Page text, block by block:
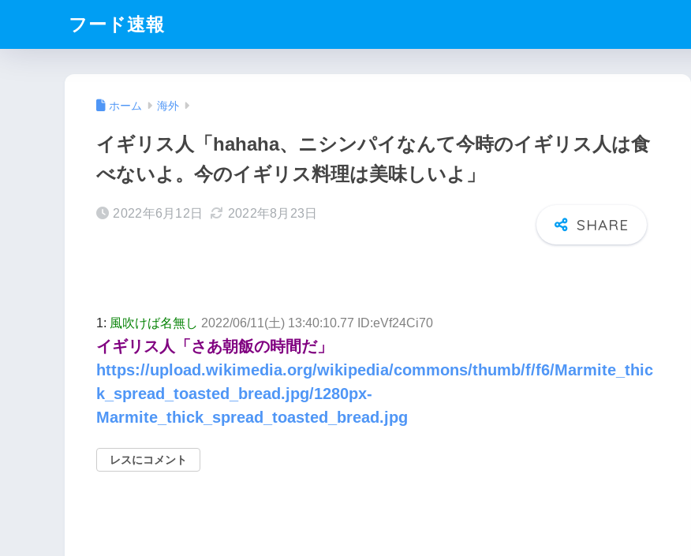
フード速報
ホーム 海外
イギリス人「hahaha、ニシンパイなんて今時のイギリス人は食
べないよ。今のイギリス料理は美味しいよ」
2022年6月12日 2022年8月23日
1: 風吹けば名無し 2022/06/11(土) 13:40:10.77 ID:eVf24Ci70
イギリス人「さあ朝飯の時間だ」
https://upload.wikimedia.org/wikipedia/commons/thumb/f/f6/Marmite_thic
k_spread_toasted_bread.jpg/1280px-
Marmite_thick_spread_toasted_bread.jpg
レスにコメント